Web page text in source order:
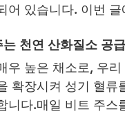
어 있습니다. 이번
천연 산화질소 공
우 높은 채소로, 우
확장시켜 성기 혈류
니다.매일 비트 주스